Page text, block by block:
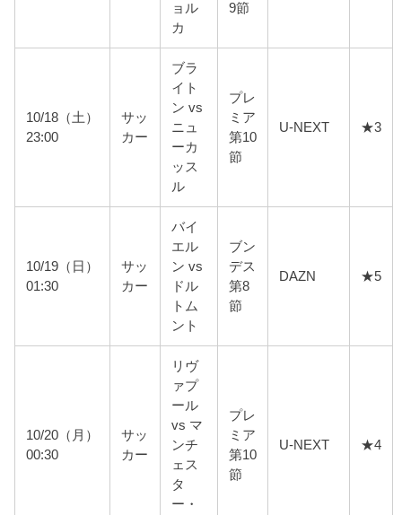
ョル
カ
9節
10/18（土）
23:00
サッ
カー
ブラ
イト
ン vs
ニュ
ーカ
ッス
ル
プレ
ミア
第10
節
U-NEXT ★3
10/19（日）
01:30
サッ
カー
バイ
エル
ン vs
ドル
トム
ント
ブン
デス
第8
節
DAZN ★5
10/20（月）
00:30
サッ
カー
リヴ
ァプ
ール
vs マ
ンチ
ェス
タ
ー・
プレ
ミア
第10
節
U-NEXT ★4